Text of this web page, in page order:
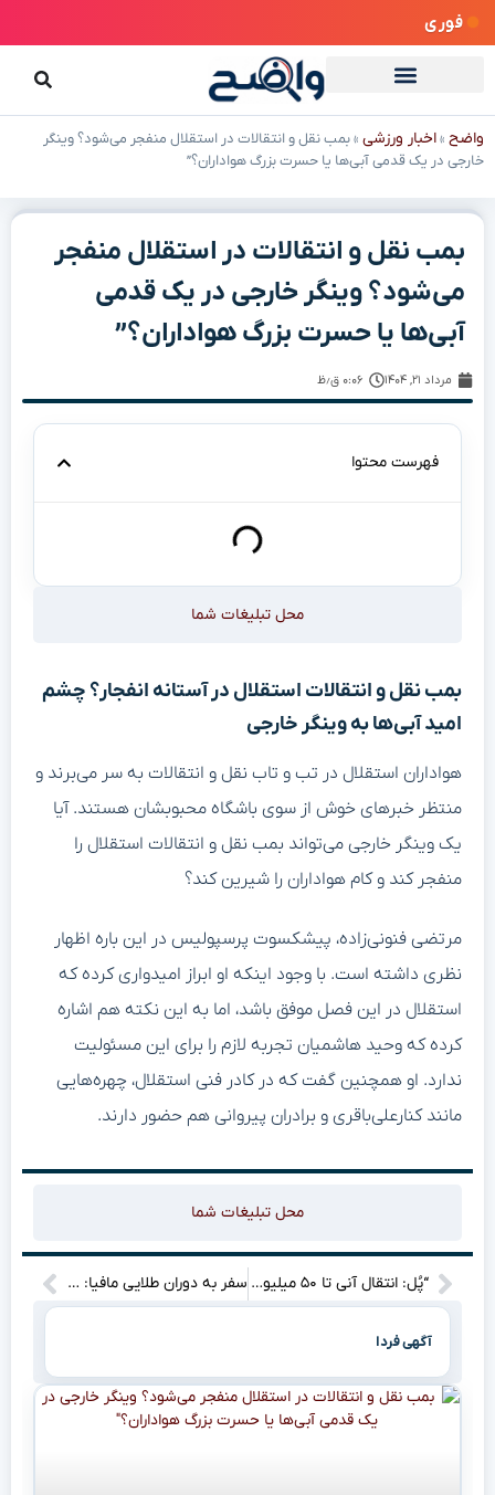
فوری
واضح »اخبار ورزشی »بمب نقل و انتقالات در استقلال منفجر می‌شود؟ وینگر
خارجی در یک قدمی آبی‌ها یا حسرت بزرگ هواداران؟”
بمب نقل و انتقالات در استقلال منفجر
می‌شود؟ وینگر خارجی در یک قدمی
آبی‌ها یا حسرت بزرگ هواداران؟”
مرداد ۲۱, ۱۴۰۴ ۰:۰۶ ق٫ظ
فهرست محتوا
محل تبلیغات شما
بمب نقل و انتقالات استقلال در آستانه انفجار؟ چشم
امید آبی‌ها به وینگر خارجی
هواداران استقلال در تب و تاب نقل و انتقالات به سر می‌برند و
منتظر خبرهای خوش از سوی باشگاه محبوبشان هستند. آیا
یک وینگر خارجی می‌تواند بمب نقل و انتقالات استقلال را
منفجر کند و کام هواداران را شیرین کند؟
مرتضی فنونی‌زاده، پیشکسوت پرسپولیس در این باره اظهار
نظری داشته است. با وجود اینکه او ابراز امیدواری کرده که
استقلال در این فصل موفق باشد، اما به این نکته هم اشاره
کرده که وحید هاشمیان تجربه لازم را برای این مسئولیت
ندارد. او همچنین گفت که در کادر فنی استقلال، چهره‌هایی
مانند کنارعلی‌باقری و برادران پیروانی هم حضور دارند.
محل تبلیغات شما
“پُل: انتقال آنی تا ۵۰ میلیون تومان، فقط با یک کلیک! سفر به دوران طلایی مافیا: گیم‌پلی ناب و بررسی ویدیویی “Old Country” – آیا این بازی تاج و تخت را از GTA می‌گیرد؟”
آگهی فردا